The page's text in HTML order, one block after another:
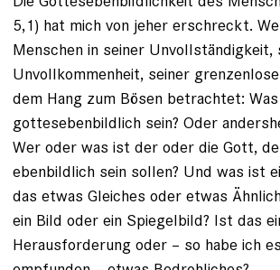
5,1) hat mich von jeher erschreckt.
Menschen in seiner Unvollständigkeit,
Unvollkommenheit, seiner
dem Hang zum Bösen betrachtet:
gottesebenbildlich sein? Oder
Wer oder was ist der oder die Gott,
ebenbildlich sein sollen? Und was ist
das etwas ­Gleiches oder etwas
ein Bild oder ein Spiegelbild? Ist das
Herausforderung oder – so habe ich